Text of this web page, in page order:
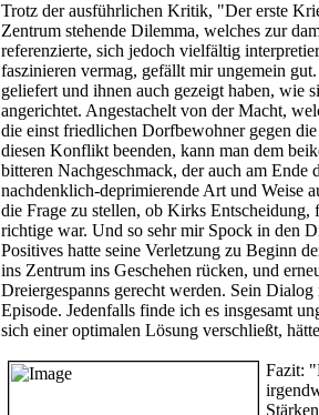
Trotz der ausführlichen Kritik, "Der erste
Zentrum stehende Dilemma, welches zur
referenzierte, sich jedoch vielfältig
faszinieren vermag, gefällt mir ungemein
geliefert und ihnen auch gezeigt haben, wie
angerichtet. Angestachelt von der Macht,
die einst friedlichen Dorfbewohner gegen
diesen Konflikt beenden, kann man dem
bitteren Nachgeschmack, der auch am
nachdenklich-deprimierende Art und Weise
die Frage zu stellen, ob Kirks Entscheidung,
richtige war. Und so sehr mir Spock in den
Positives hatte seine Verletzung zu Beginn
ins Zentrum ins Geschehen rücken, und
Dreiergespanns gerecht werden. Sein
Episode. Jedenfalls finde ich es insgesamt
sich einer optimalen Lösung verschließt,
Fazit: